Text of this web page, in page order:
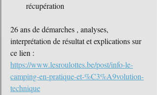
récupération
26 ans de démarches , analyses,
interprétation de résultat et explications sur
ce lien :
https://www.lesroulottes.be/post/info-le-
camping-en-pratique-et-%C3%A9volution-
technique